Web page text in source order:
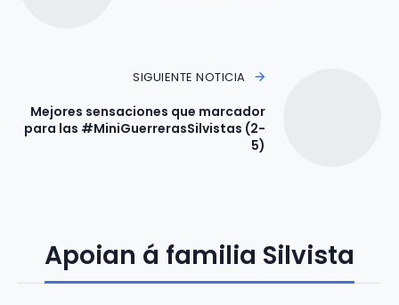
SIGUIENTE NOTICIA
Mejores sensaciones que marcador
para las #MiniGuerrerasSilvistas (2-
5)
Apoian á familia Silvista